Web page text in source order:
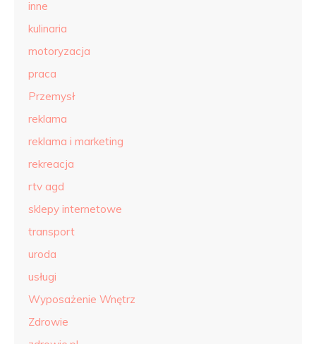
inne
kulinaria
motoryzacja
praca
Przemysł
reklama
reklama i marketing
rekreacja
rtv agd
sklepy internetowe
transport
uroda
usługi
Wyposażenie Wnętrz
Zdrowie